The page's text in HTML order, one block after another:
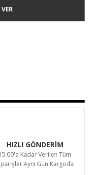
HIZLI GÖNDERİM
Kadar Verilen Tüm
Aynı Gün Kargoda